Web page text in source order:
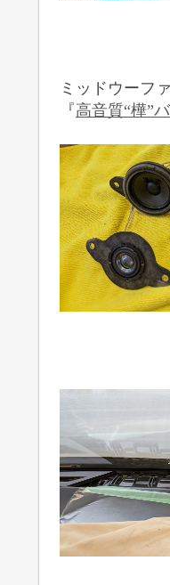
ミッドウーフ
『高音質“樺”